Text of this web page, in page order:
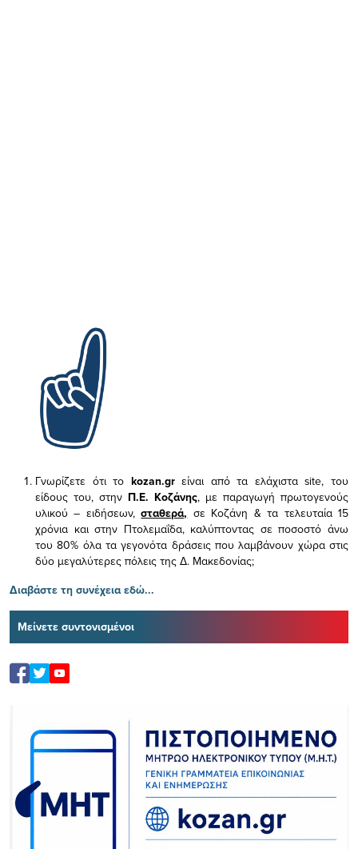
Γνωρίζετε ότι το kozan.gr είναι από τα ελάχισταsite, του
είδους του, στην Π.Ε. Κοζάνης, με παραγωγή πρωτογενούς
υλικού – ειδήσεων,σταθερά, σε Κοζάνη & τα τελευταία 15
χρόνια και στην Πτολεμαΐδα, καλύπτοντας σε ποσοστό άνω
του 80% όλα τα γεγονότα δράσεις που λαμβάνουν χώρα στις
δύο μεγαλύτερες πόλεις της Δ. Μακεδονίας;
Διαβάστε τη συνέχεια εδώ...
Μείνετε συντονισμένοι